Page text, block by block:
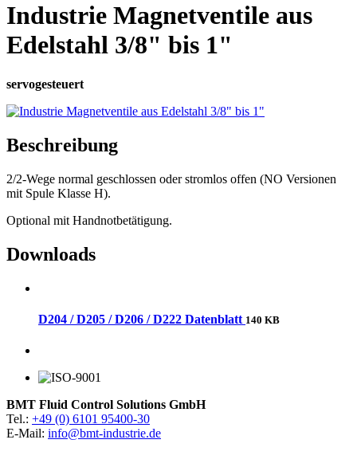
Industrie Magnetventile aus
Edelstahl 3/8" bis 1"
servogesteuert
Beschreibung
2/2-Wege normal geschlossen oder stromlos offen (NO Versionen
mit Spule Klasse H).
Optional mit Handnotbetätigung.
Downloads
D204 / D205 / D206 / D222 Datenblatt 140 KB
BMT Fluid Control Solutions GmbH
Tel.: +49 (0) 6101 95400-30
E-Mail: info@bmt-industrie.de